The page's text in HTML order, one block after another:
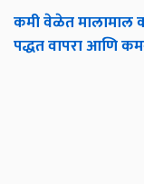
कमी वेळेत मालामाल
पद्धत वापरा आणि